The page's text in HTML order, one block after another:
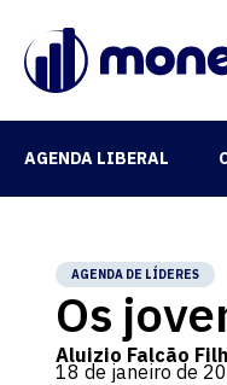
AGENDA LIBERAL
AGENDA DE LÍDERES
Os
Aluizio Falcão
18 de janeiro de